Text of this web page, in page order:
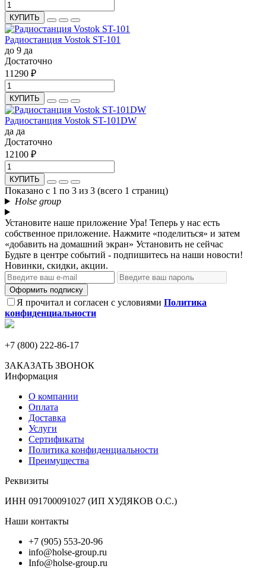
КУПИТЬ
Радиостанция Vostok ST-101
до 9 да
Достаточно
11290 ₽
КУПИТЬ
Радиостанция Vostok ST-101DW
да да
Достаточно
12100 ₽
КУПИТЬ
Показано с 1 по 3 из 3 (всего 1 страниц)
Holse group
Установите наше приложение Ура! Теперь у нас есть
собственное приложение. Нажмите «поделиться» и затем
«добавить на домашний экран» Установить не сейчас
Будьте в центре событий - подпишитесь на наши новости!
Новинки, скидки, акции.
Оформить подписку
Я прочитал и согласен с условиями Политика
конфиденциальности
+7 (800) 222-86-17
ЗАКАЗАТЬ ЗВОНОК
Информация
О компании
Оплата
Доставка
Услуги
Сертификаты
Политика конфиденциальности
Преимущества
Реквизиты
ИНН 091700091027 (ИП ХУДЯКОВ О.С.)
Наши контакты
+7 (905) 553-20-96
info@holse-group.ru
Info@holse-group.ru